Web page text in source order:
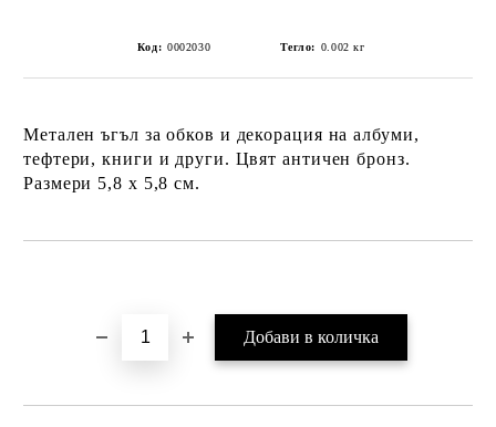
Код: 0002030 Тегло: 0.002 кг
Метален ъгъл за обков и декорация на албуми,
тефтери, книги и други. Цвят античен бронз.
Размери 5,8 х 5,8 см.